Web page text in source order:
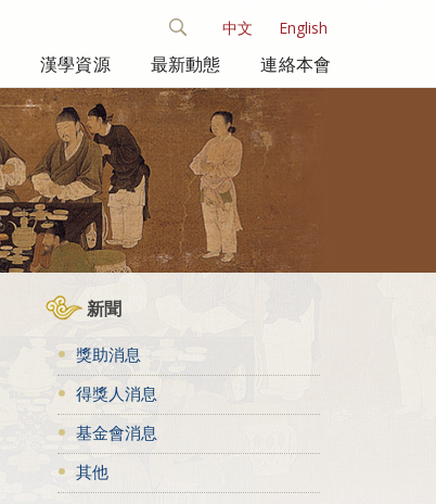
中文 English
漢學資源 最新動態 連絡本會
新聞
獎助消息
得獎人消息
基金會消息
其他